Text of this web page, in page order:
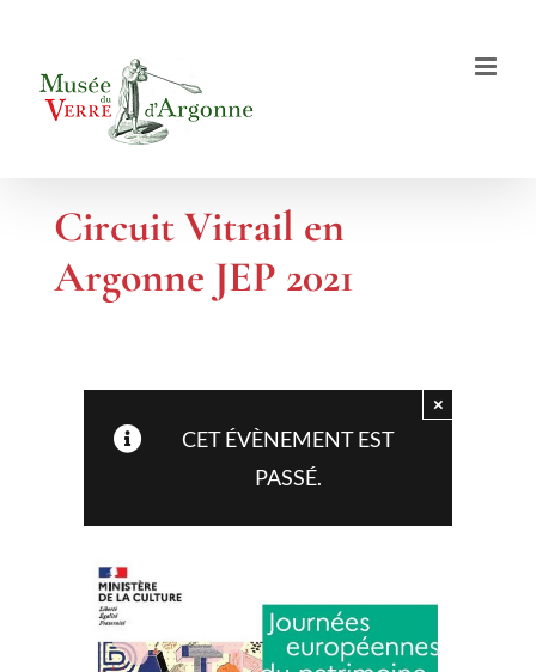
contenu
Circuit Vitrail en
Argonne JEP 2021
CET ÉVÈNEMENT EST
PASSÉ.
×